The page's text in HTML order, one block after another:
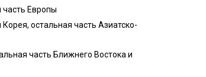
часть Европы
остальная часть Азиатско-
часть Ближнего Востока и